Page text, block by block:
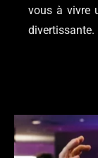
vous à vivre
divertissante.